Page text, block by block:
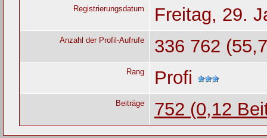
Registrierungsdatum Freitag, 29.
Anzahl der Profil-Aufrufe 336 762
Rang Profi
Beiträge 752 (0,12